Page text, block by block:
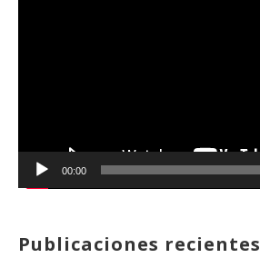
00:00
Publicaciones recientes